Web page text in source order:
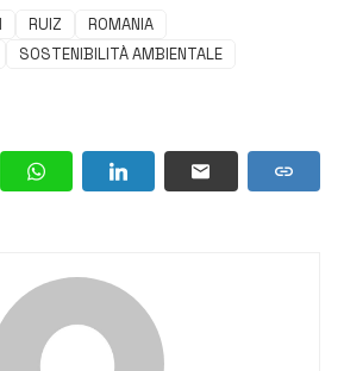
RUIZ
ROMANIA
SOSTENIBILITÀ AMBIENTALE